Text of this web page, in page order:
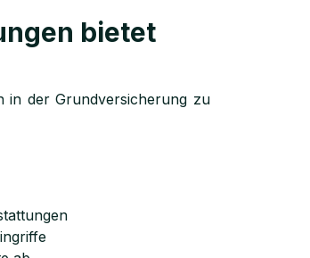
bietet
in der Grundversicherung zu